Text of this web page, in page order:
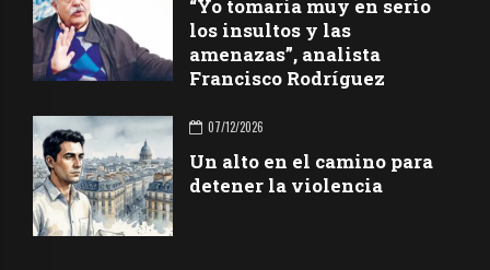
“Yo tomaría muy en serio
los insultos y las
amenazas”, analista
Francisco Rodríguez
07/12/2026
Un alto en el camino para
detener la violencia